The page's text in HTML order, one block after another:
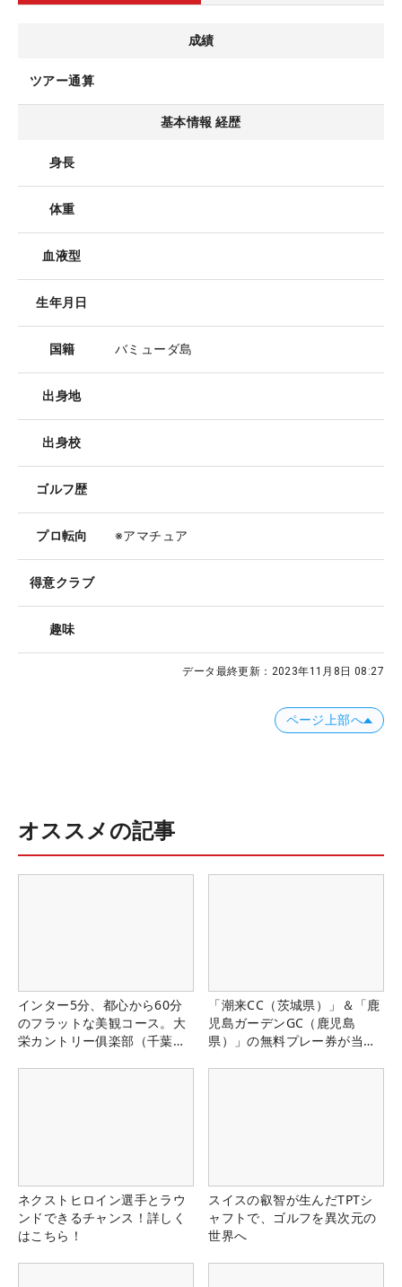
成績
ツアー通算
基本情報 経歴
身長
体重
血液型
生年月日
国籍 バミューダ島
出身地
出身校
ゴルフ歴
プロ転向 ※アマチュア
得意クラブ
趣味
データ最終更新： 2023年11月8日 08:27
ページ上部へ
オススメの記事
インター5分、都心から60分
のフラットな美観コース。大
栄カントリー俱楽部（千葉
「潮来CC（茨城県）」＆「鹿
児島ガーデンGC（鹿児島
県）」の無料プレー券が当た
ネクストヒロイン選手とラウ
ンドできるチャンス！詳しく
はこちら！
スイスの叡智が生んだTPTシ
ャフトで、ゴルフを異次元の
世界へ